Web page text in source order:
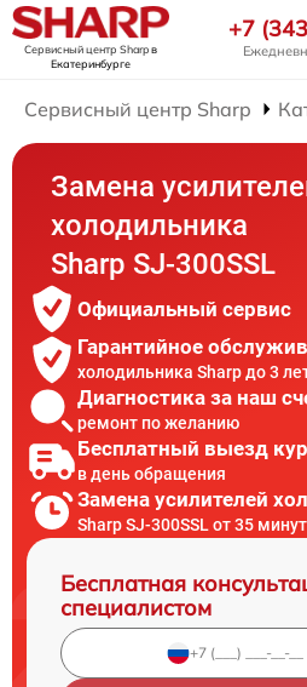
Сервисный центр Sharpв
Екатеринбурге
+7
Сервисный центр Sharp
Замена
холодильника
Sharp SJ-300SSL
Официальный сервис
Гарантийное
холодильника Sharp до 3
Диагностика за наш
ремонт по желанию
Бесплатный выезд
в день обращения
Замена усилителей
Sharp SJ-300SSL от 35 минут
Бесплатная
специалистом